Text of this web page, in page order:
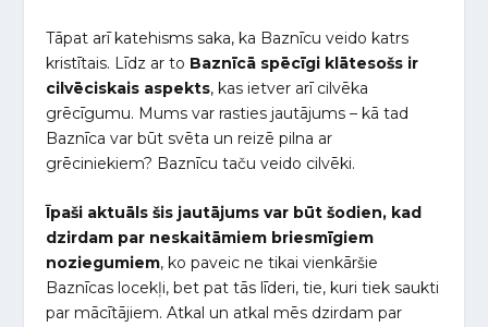
Tāpat arī katehisms saka, ka Baznīcu veido katrs
kristītais. Līdz ar to Baznīcā spēcīgi klātesošs ir
cilvēciskais aspekts, kas ietver arī cilvēka
grēcīgumu. Mums var rasties jautājums – kā tad
Baznīca var būt svēta un reizē pilna ar
grēciniekiem? Baznīcu taču veido cilvēki.
Īpaši aktuāls šis jautājums var būt šodien, kad
dzirdam par neskaitāmiem briesmīgiem
noziegumiem, ko paveic ne tikai vienkāršie
Baznīcas locekļi, bet pat tās līderi, tie, kuri tiek saukti
par mācītājiem. Atkal un atkal mēs dzirdam par